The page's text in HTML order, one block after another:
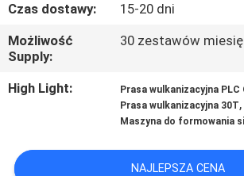
SKONTAKTUJ
SIĘ
NAMI
AKTUALNOŚCI
Czas dostawy:
15-20 dni
Możliwość
Supply:
30 zestawów
High Light: Prasa wulkanizacyjna
Prasa wulkanizacyjna 30T,
Maszyna do formowania
NAJLEPSZA CENA